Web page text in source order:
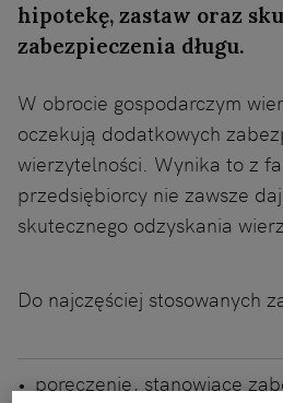
hipotekę, zastaw oraz
zabezpieczenia długu.
W obrocie gospodarczym
oczekują dodatkowych
wierzytelności. Wynika to z
przedsiębiorcy nie zawsze
skutecznego odzyskania
Do najczęściej stosowanych
poręczenie, stanowiące